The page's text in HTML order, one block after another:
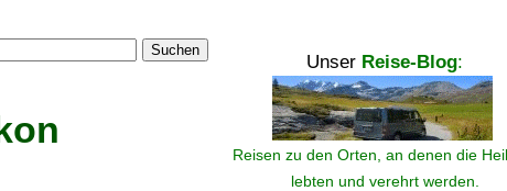
Suchen
Unser Reise-Blog:
Reisen zu den Orten, an denen die
lebten und verehrt werden.